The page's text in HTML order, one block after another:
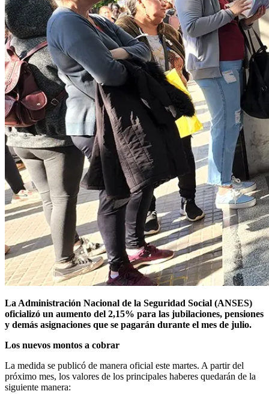
La Administración Nacional de la Seguridad Social (ANSES)
oficializó un aumento del 2,15% para las jubilaciones, pensiones
y demás asignaciones que se pagarán durante el mes de julio.
Los nuevos montos a cobrar
La medida se publicó de manera oficial este martes. A partir del
próximo mes, los valores de los principales haberes quedarán de la
siguiente manera: